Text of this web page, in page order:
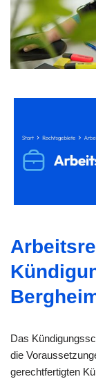
Das
die
gerechtfertigten